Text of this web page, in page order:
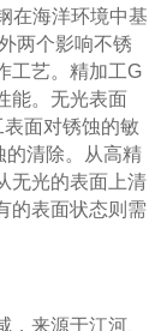
在海洋环境中基
两个影响不锈
工艺。精加工G
能。无光表面
面对锈蚀的敏
的清除。从高精
无光的表面上清
的表面状态则需
来源于江河、